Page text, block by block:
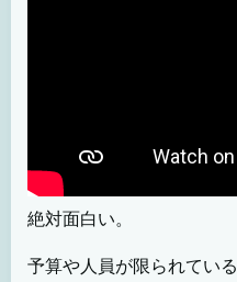
絶対面白い。
予算や人員が限られてい